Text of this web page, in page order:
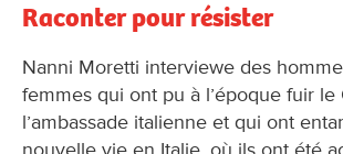
Raconter pour résister
Nanni Moretti interviewe des
femmes qui ont pu à l’époque fuir le
l’ambassade italienne et qui ont